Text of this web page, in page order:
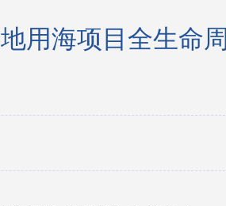
用海项目全生命周